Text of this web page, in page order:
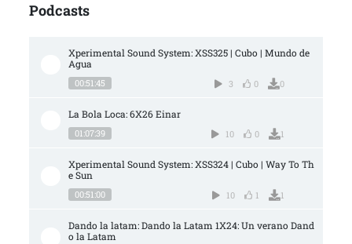
Podcasts
Xperimental Sound System: XSS325 | Cubo | Mundo de
Agua
00:51:45 3 0 0
La Bola Loca: 6X26 Einar
01:07:39 10 0 1
Xperimental Sound System: XSS324 | Cubo | Way To Th
e Sun
00:51:00 10 1 1
Dando la latam: Dando la Latam 1X24: Un verano Dand
o la Latam